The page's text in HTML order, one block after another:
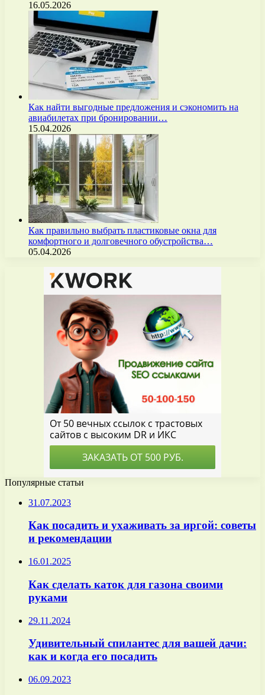
16.05.2026
Как найти выгодные предложения и сэкономить на
авиабилетах при бронировании…
15.04.2026
Как правильно выбрать пластиковые окна для
комфортного и долговечного обустройства…
05.04.2026
Популярные статьи
31.07.2023
Как посадить и ухаживать за иргой: советы
и рекомендации
16.01.2025
Как сделать каток для газона своими
руками
29.11.2024
Удивительный спилантес для вашей дачи:
как и когда его посадить
06.09.2023